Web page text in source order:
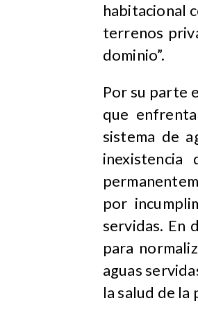
habitacional
terrenos
dominio”.
Por su parte
que
sistema de
por
servidas. En
para
aguas
la salud de la